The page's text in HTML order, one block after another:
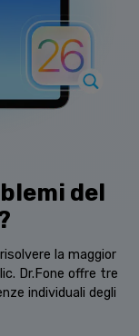
del
la maggior
Dr.Fone offre tre
individuali degli